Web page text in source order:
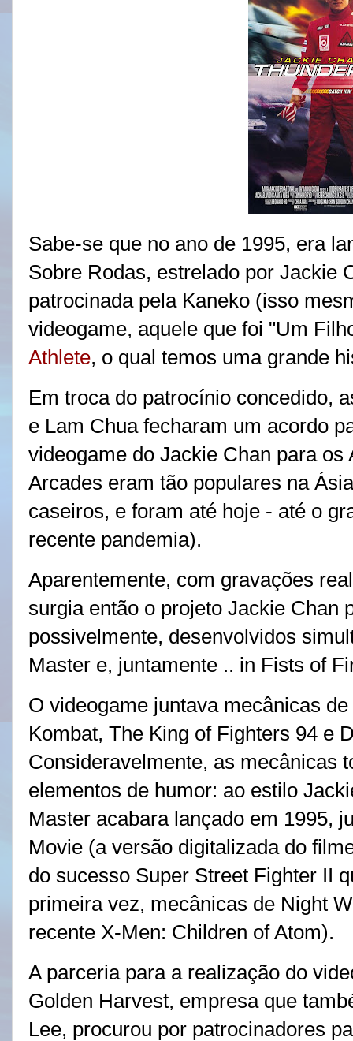
Sabe-se que no ano de 1995, era
Sobre Rodas, estrelado por Jackie
patrocinada pela Kaneko (isso
videogame, aquele que foi "Um
Athlete, o qual temos uma grande
Em troca do patrocínio concedido,
e Lam Chua fecharam um acordo
videogame do Jackie Chan para os
Arcades eram tão populares na
caseiros, e foram até hoje - até o
recente pandemia).
Aparentemente, com gravações
surgia então o projeto Jackie Chan
possivelmente, desenvolvidos
Master e, juntamente .. in Fists of
O videogame juntava mecânicas
Kombat, The King of Fighters 94 e
Consideravelmente, as mecânicas
elementos de humor: ao estilo
Master acabara lançado em 1995,
Movie (a versão digitalizada do
do sucesso Super Street Fighter II
primeira vez, mecânicas de Night
recente X-Men: Children of Atom).
A parceria para a realização do
Golden Harvest, empresa que
Lee, procurou por patrocinadores